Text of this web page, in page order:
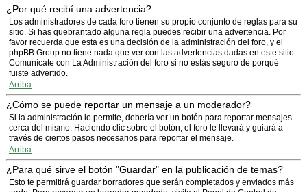
¿Por qué recibí una advertencia?
Los administradores de cada foro tienen su propio conjunto de reglas para su
sitio. Si has quebrantado alguna regla puedes recibir una advertencia. Por
favor recuerda que esta es una decisión de la administración del foro, y el
phpBB Group no tiene nada que ver con las advertencias dadas en este sitio.
Comunícate con La Administración del foro si no estás seguro de porqué
fuiste advertido.
Arriba
¿Cómo se puede reportar un mensaje a un moderador?
Si la administración lo permite, debería ver un botón para reportar mensajes
cerca del mismo. Haciendo clic sobre el botón, el foro le llevará y guiará a
través de ciertos pasos necesarios para reportar el mensaje.
Arriba
¿Para qué sirve el botón "Guardar" en la publicación de temas?
Esto te permitirá guardar borradores que serán completados y enviados más